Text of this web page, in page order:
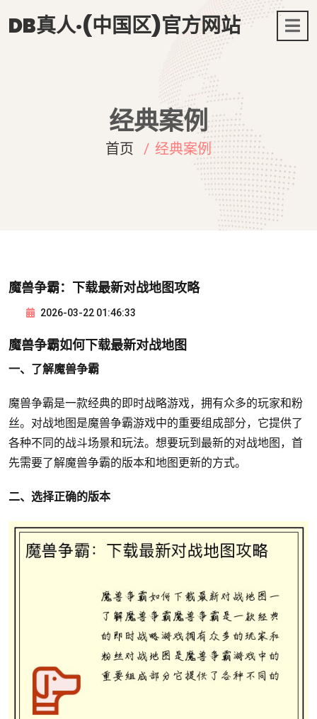
DB真人·(中国区)官方网站
经典案例
首页 经典案例
魔兽争霸：下载最新对战地图攻略
2026-03-22 01:46:33
魔兽争霸如何下载最新对战地图
一、了解魔兽争霸
魔兽争霸是一款经典的即时战略游戏，拥有众多的玩家和粉
丝。对战地图是魔兽争霸游戏中的重要组成部分，它提供了
各种不同的战斗场景和玩法。想要玩到最新的对战地图，首
先需要了解魔兽争霸的版本和地图更新的方式。
二、选择正确的版本